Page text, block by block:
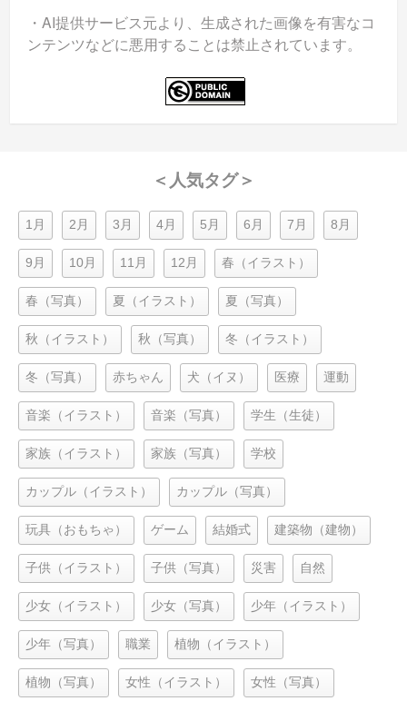
・AI提供サービス元より、生成された画像を有害なコ
ンテンツなどに悪用することは禁止されています。
＜人気タグ＞
1月 2月 3月 4月 5月 6月 7月 8月
9月 10月 11月 12月 春（イラスト）
春（写真） 夏（イラスト） 夏（写真）
秋（イラスト） 秋（写真） 冬（イラスト）
冬（写真） 赤ちゃん 犬（イヌ） 医療 運動
音楽（イラスト） 音楽（写真） 学生（生徒）
家族（イラスト） 家族（写真） 学校
カップル（イラスト） カップル（写真）
玩具（おもちゃ） ゲーム 結婚式 建築物（建物）
子供（イラスト） 子供（写真） 災害 自然
少女（イラスト） 少女（写真） 少年（イラスト）
少年（写真） 職業 植物（イラスト）
植物（写真） 女性（イラスト） 女性（写真）